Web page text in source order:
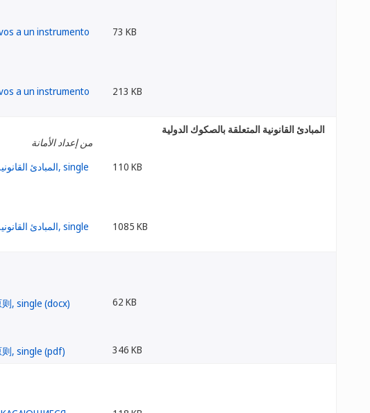
73 KB
213 KB
المبادئ القانونية المتعلقة بالصكوك الدولية
من إعداد الأمانة
110 KB
1085 KB
62 KB
346 KB